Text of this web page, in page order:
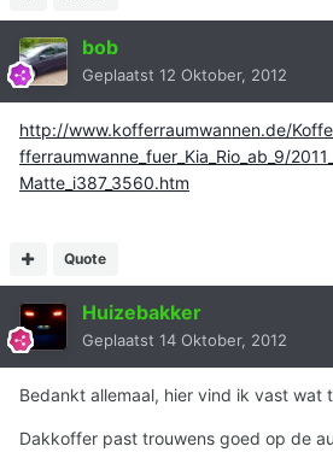
bob
Geplaatst 12 Oktober, 2012
http://www.kofferraumwannen.de/
fferraumwanne_fuer_Kia_Rio_ab_9/
Matte_i387_3560.htm
Quote
Huizebakker
Geplaatst 14 Oktober, 2012
Bedankt allemaal, hier vind ik vast wat
Dakkoffer past trouwens goed op de